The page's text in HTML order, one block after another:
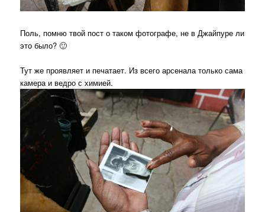
Поль, помню твой пост о таком фотографе, не в Джайпуре ли
это было? 🙂
Тут же проявляет и печатает. Из всего арсенала только сама
камера и ведро с химией.